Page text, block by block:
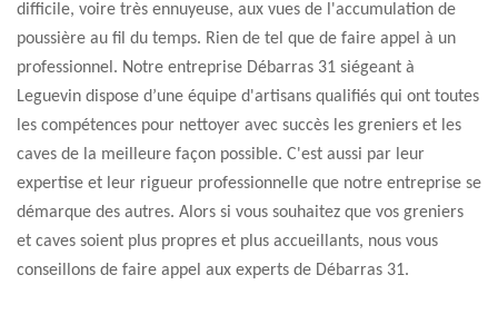
difficile, voire très ennuyeuse, aux vues de l'accumulation de
poussière au fil du temps. Rien de tel que de faire appel à un
professionnel. Notre entreprise Débarras 31 siégeant à
Leguevin dispose d’une équipe d'artisans qualifiés qui ont toutes
les compétences pour nettoyer avec succès les greniers et les
caves de la meilleure façon possible. C'est aussi par leur
expertise et leur rigueur professionnelle que notre entreprise se
démarque des autres. Alors si vous souhaitez que vos greniers
et caves soient plus propres et plus accueillants, nous vous
conseillons de faire appel aux experts de Débarras 31.